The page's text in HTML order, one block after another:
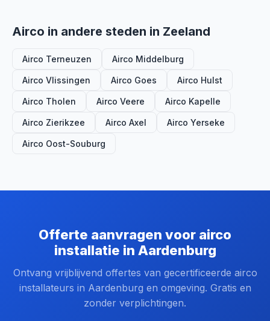
Airco in andere steden in Zeeland
Airco Terneuzen Airco Middelburg
Airco Vlissingen Airco Goes Airco Hulst
Airco Tholen Airco Veere Airco Kapelle
Airco Zierikzee Airco Axel Airco Yerseke
Airco Oost-Souburg
Offerte aanvragen voor airco
installatie in Aardenburg
Ontvang vrijblijvend offertes van gecertificeerde airco
installateurs in Aardenburg en omgeving. Gratis en
zonder verplichtingen.